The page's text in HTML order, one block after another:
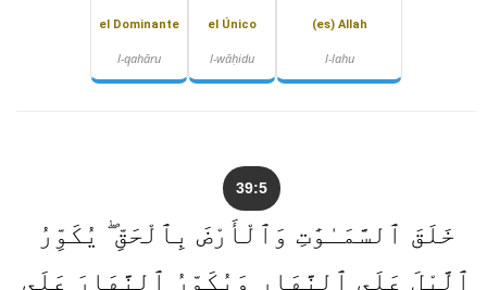
(es) Allah
l-lahu
el Único
l-wāḥidu
el Dominante
l-qahāru
39:5
خَلَقَ ٱلسَّمَـٰوَٰتِ وَٱلْأَرْضَ بِٱلْحَقِّ ۖ يُكَوِّرُ
ٱلَّيْلَ عَلَى ٱلنَّهَارِ وَيُكَوِّرُ ٱلنَّهَارَ عَلَى